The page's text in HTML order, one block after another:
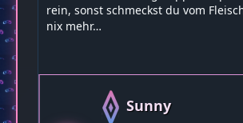
rein, sonst schmeckst du vom
nix mehr…
Sunny